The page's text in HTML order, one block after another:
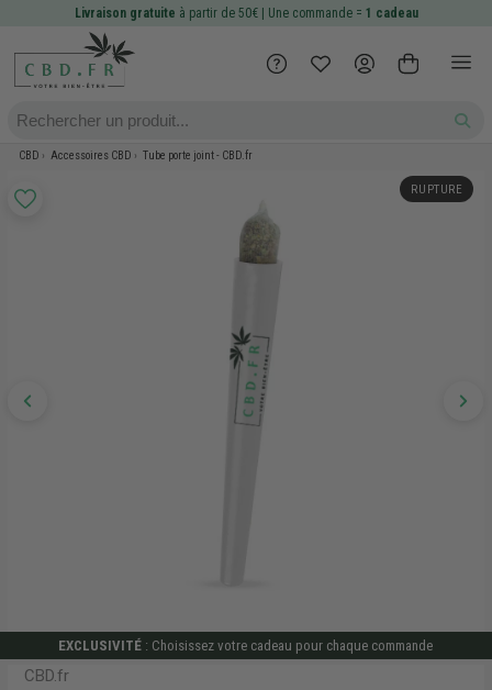
Livraison gratuite à partir de 50€ | Une commande = 1 cadeau
CBD Accessoires CBD Tube porte joint - CBD.fr
RUPTURE
EXCLUSIVITÉ : Choisissez votre cadeau pour chaque commande
CBD.fr